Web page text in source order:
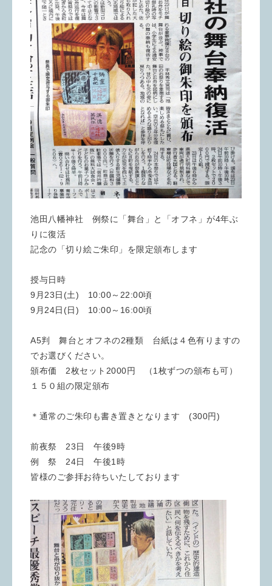
池田八幡神社 例祭に「舞台」と「オフネ」が4年ぶ
りに復活
記念の「切り絵ご朱印」を限定頒布します
授与日時
9月23日(土) 10:00～22:00頃
9月24日(日) 10:00～16:00頃
A5判 舞台とオフネの2種類 台紙は４色有りますの
でお選びください。
頒布価 2枚セット2000円 （1枚ずつの頒布も可）
１５０組の限定頒布
＊通常のご朱印も書き置きとなります (300円)
前夜祭 23日 午後9時
例 祭 24日 午後1時
皆様のご参拝お待ちいたしております